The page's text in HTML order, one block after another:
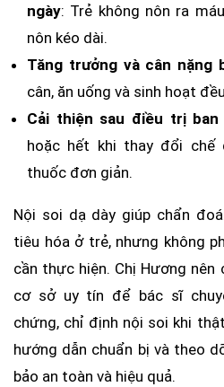
ngày: Trẻ không nôn ra
nôn kéo dài.
Tăng trưởng và cân nặng
cân, ăn uống và sinh hoạt
Cải thiện sau điều trị ban
hoặc hết khi thay đổi chế
thuốc đơn giản.
Nội soi dạ dày giúp chẩn
tiêu hóa ở trẻ, nhưng không
cần thực hiện. Chị Hương
cơ sở uy tín để bác sĩ
chứng, chỉ định nội soi khi
hướng dẫn chuẩn bị và theo
bảo an toàn và hiệu quả.